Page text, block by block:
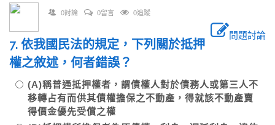
0討論 0留言 0追蹤
問題討論
7. 依我國民法的規定，下列關於抵押
權之敘述，何者錯誤？
(A)稱普通抵押權者，謂債權人對於債務人或第三人不
移轉占有而供其債權擔保之不動產，得就該不動產賣
得價金優先受償之權